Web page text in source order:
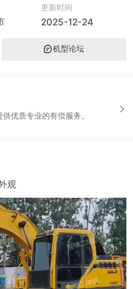
更新时间
2025-12-24
机型论坛
优质专业的有偿服务。
观